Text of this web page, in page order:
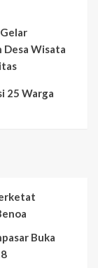
Desa Wisata
25 Warga
Buka